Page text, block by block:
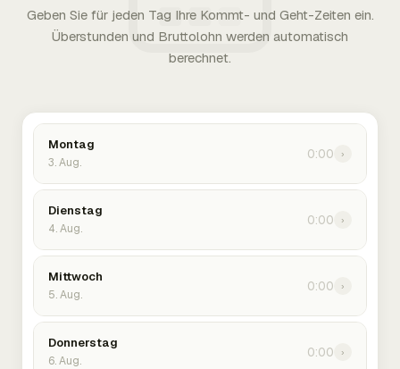
Geben Sie für jeden Tag Ihre Kommt- und Geht-Zeiten ein.
Überstunden und Bruttolohn werden automatisch
berechnet.
Montag
3. Aug.
0:00 ›
Dienstag
4. Aug.
0:00 ›
Mittwoch
5. Aug.
0:00 ›
Donnerstag
6. Aug.
0:00 ›